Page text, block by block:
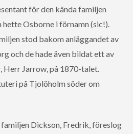
för den kända familjen
Osborne i förnamn (sic!).
stod bakom anläggandet av
och de hade även bildat ett av
Herr Jarrow, på 1870-talet.
på Tjolöholm söder om
Dickson, Fredrik, föreslog